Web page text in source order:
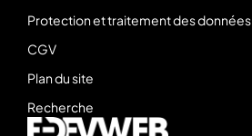
Protection et traitement des données
CGV
Plan du site
Recherche